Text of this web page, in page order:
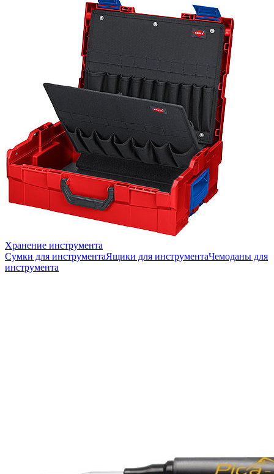
Хранение инструмента
Сумки для инструментаЯщики для инструментаЧемоданы для
инструмента